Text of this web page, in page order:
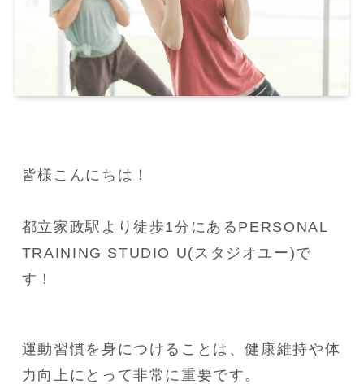
皆様こんにちは！
都立家政駅より徒歩1分にあるPERSONAL
TRAINING STUDIO U(スタジオユー)で
す！
運動習慣を身につけることは、健康維持や体
力向上にとって非常に重要です。